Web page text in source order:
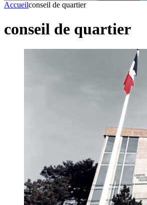
Accueilconseil de quartier
conseil de quartier